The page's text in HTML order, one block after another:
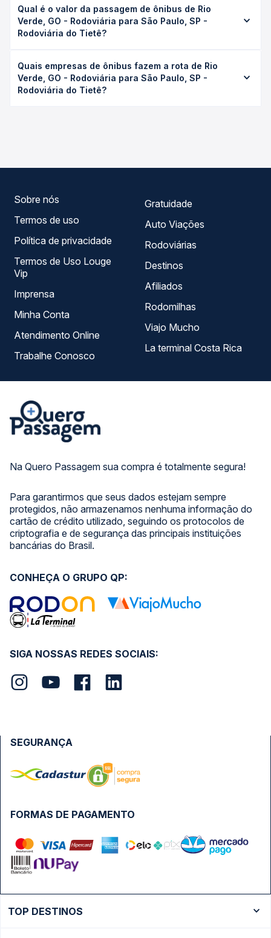
São Paulo, SP - Rodoviária do Tietê leva em média 21h
50min, podendo variar conforme a viação, o tipo de
serviço (convencional, executivo ou leito) e as condições
desejada.
Qual é o valor da passagem de ônibus de Rio
Verde, GO - Rodoviária para São Paulo, SP -
Rodoviária do Tietê?
Rodoviária para São Paulo, SP - Rodoviária do Tietê custa
em média R$ 373,11 e varia conforme a data da viagem, a
empresa, o tipo de poltrona e a antecedência da compra.
Quais empresas de ônibus fazem a rota de Rio
Verde, GO - Rodoviária para São Paulo, SP -
Rodoviária do Tietê?
Na Quero Passagem sua compra é totalmente segura!
Para garantirmos que seus dados estejam sempre
protegidos, não armazenamos nenhuma informação do
cartão de crédito utilizado, seguindo os protocolos de
criptografia e de segurança das principais instituições
bancárias do Brasil.
Sobre nós
Termos de uso
Política de privacidade
Termos de Uso Louge
Vip
Imprensa
Minha Conta
Atendimento Online
Trabalhe Conosco
Gratuidade
Auto Viações
Rodoviárias
Destinos
Afiliados
Rodomilhas
Viajo Mucho
La terminal Costa Rica
SIGA NOSSAS REDES SOCIAIS:
CONHEÇA O GRUPO QP:
FORMAS DE PAGAMENTO
SEGURANÇA
TOP DESTINOS